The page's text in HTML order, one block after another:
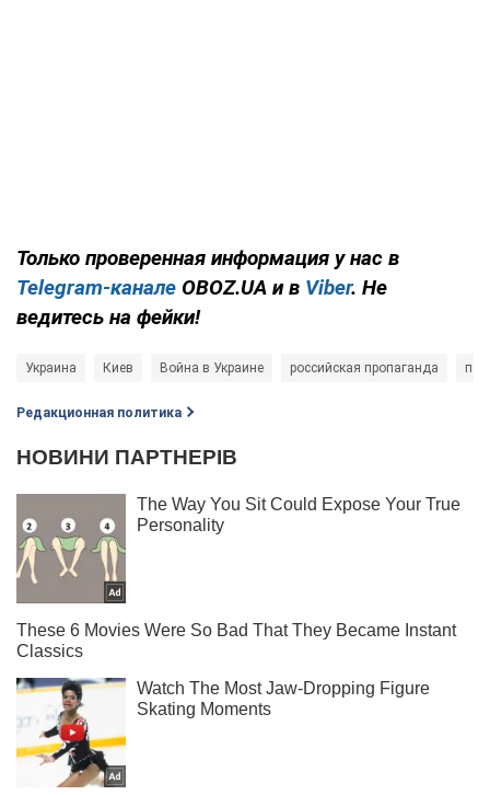
Только проверенная информация у нас в
Telegram-канале OBOZ.UA и в Viber. Не
ведитесь на фейки!
Украина Киев Война в Украине российская пропаганда
Редакционная политика